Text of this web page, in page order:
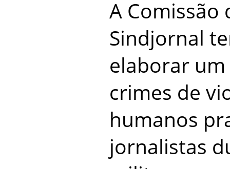
A Comissão
Sindjornal
elaborar
crimes de
humanos
jornalistas